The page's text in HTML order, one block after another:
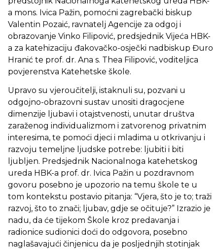
a mons. Ivica Pažin, pomoćni zagrebački biskup
Valentin Pozaić, ravnatelj Agencije za odgoj i
obrazovanje Vinko Filipović, predsjednik Vijeća HBK-
a za katehizaciju đakovačko-osječki nadbiskup Đuro
Hranić te prof. dr. Ana s. Thea Filipović, voditeljica
povjerenstva Katehetske škole.
Upravo su vjeroučitelji, istaknuli su, pozvani u
odgojno-obrazovni sustav unositi dragocjene
dimenzije ljubavi i otajstvenosti, unutar društva
zaraženog individualizmom i zatvorenog privatnim
interesima, te pomoći djeci i mladima u otkrivanju i
razvoju temeljne ljudske potrebe: ljubiti i biti
ljubljen. Predsjednik Nacionalnoga katehetskog
ureda HBK-a prof. dr. Ivica Pažin u pozdravnom
govoru posebno je upozorio na temu škole te u
tom kontekstu postavio pitanja: “Vjera, što je to; traži
razvoj, što to znači; ljubav, gdje se očituje?” Izrazio je
nadu, da će tijekom Škole kroz predavanja i
radionice sudionici doći do odgovora, posebno
naglašavajući činjenicu da je posljednjih stotinjak